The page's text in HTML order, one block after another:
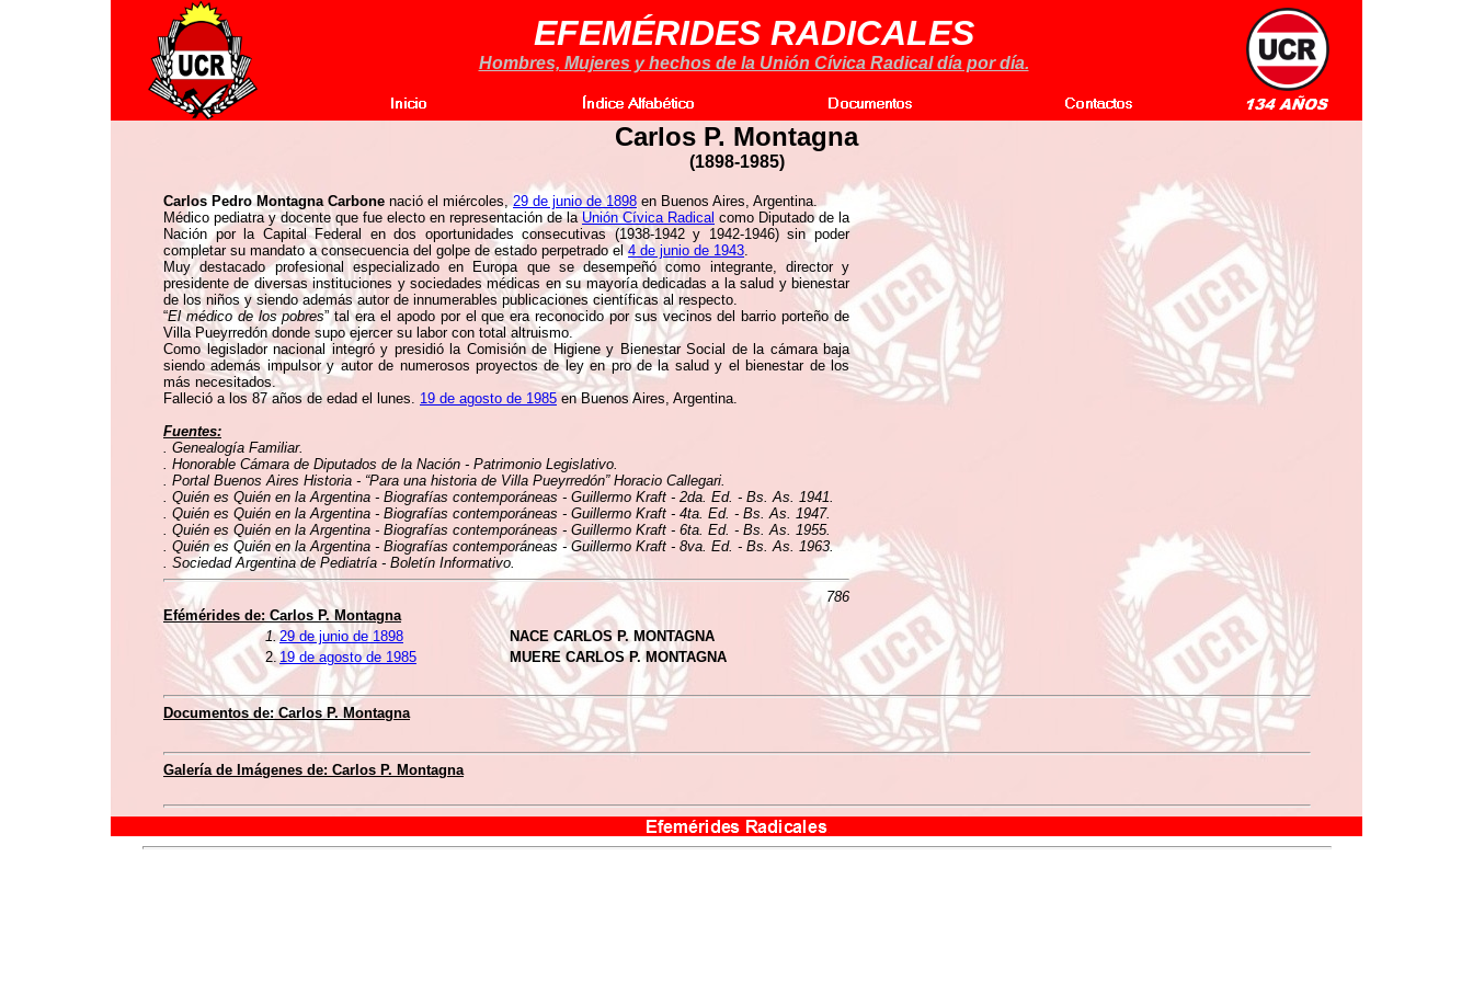
EFEMÉRIDES RADICALES
Hombres, Mujeres y hechos de la Unión Cívica Radical día por día.
Carlos P. Montagna
(1898-1985)
Carlos Pedro Montagna Carbone nació el miércoles, 29 de junio de 1898 en Buenos Aires, Argentina.
Médico pediatra y docente que fue electo en representación de la Unión Cívica Radical como Diputado de la
Nación por la Capital Federal en dos oportunidades consecutivas (1938-1942 y 1942-1946) sin poder
completar su mandato a consecuencia del golpe de estado perpetrado el4 de junio de 1943.
Muy destacado profesional especializado en Europa que se desempeñó como integrante, director y
presidente de diversas instituciones y sociedades médicas en su mayoría dedicadas a la salud y bienestar
de los niños y siendo además autor de innumerables publicaciones científicas al respecto.
“El médico de los pobres” tal era el apodo por el que era reconocido por sus vecinos del barrio porteño de
Villa Pueyrredón donde supo ejercer su labor con total altruismo.
Como legislador nacional integró y presidió la Comisión de Higiene y Bienestar Social de la cámara baja
siendo además impulsor y autor de numerosos proyectos de ley en pro de la salud y el bienestar de los
más necesitados.
Falleció a los 87 años de edad el lunes. 19 de agosto de 1985 en Buenos Aires, Argentina.
Fuentes:
. Genealogía Familiar.
. Honorable Cámara de Diputados de la Nación - Patrimonio Legislativo.
. Portal Buenos Aires Historia - “Para una historia de Villa Pueyrredón” Horacio Callegari.
. Quién es Quién en la Argentina - Biografías contemporáneas - Guillermo Kraft - 2da. Ed. - Bs. As. 1941.
. Quién es Quién en la Argentina - Biografías contemporáneas - Guillermo Kraft - 4ta. Ed. - Bs. As. 1947.
. Quién es Quién en la Argentina - Biografías contemporáneas - Guillermo Kraft - 6ta. Ed. - Bs. As. 1955.
. Quién es Quién en la Argentina - Biografías contemporáneas - Guillermo Kraft - 8va. Ed. - Bs. As. 1963.
. Sociedad Argentina de Pediatría - Boletín Informativo.
786
Efémérides de: Carlos P. Montagna
1.29 de junio de 1898
NACE CARLOS P. MONTAGNA
2.19 de agosto de 1985 MUERE CARLOS P. MONTAGNA
Documentos de: Carlos P. Montagna
Galería de Imágenes de: Carlos P. Montagna